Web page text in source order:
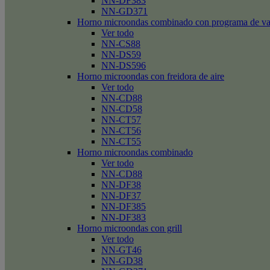
NN-GD371
Horno microondas combinado con programa de
Ver todo
NN-CS88
NN-DS59
NN-DS596
Horno microondas con freidora de aire
Ver todo
NN-CD88
NN-CD58
NN-CT57
NN-CT56
NN-CT55
Horno microondas combinado
Ver todo
NN-CD88
NN-DF38
NN-DF37
NN-DF385
NN-DF383
Horno microondas con grill
Ver todo
NN-GT46
NN-GD38